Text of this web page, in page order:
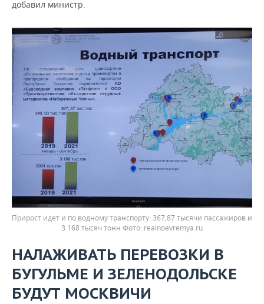
добавил министр.
Прирост идет и по водному транспорту: 367,87 тысячи пассажиров и
3 168 тысяч тонн
realnoevremya.ru
НАЛАЖИВАТЬ ПЕРЕВОЗКИ В
БУГУЛЬМЕ И ЗЕЛЕНОДОЛЬСКЕ
БУДУТ МОСКВИЧИ